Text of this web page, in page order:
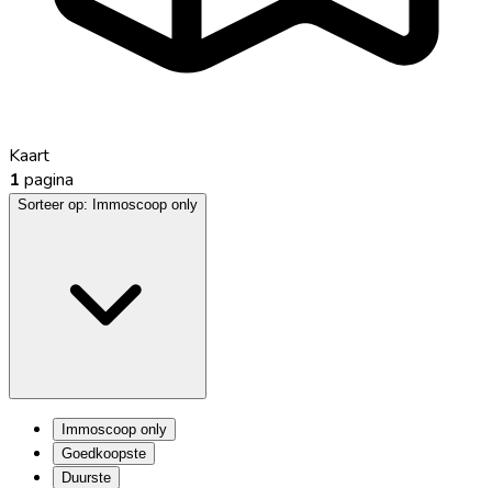
Kaart
1 pagina
Sorteer op: Immoscoop only
Immoscoop only
Goedkoopste
Duurste